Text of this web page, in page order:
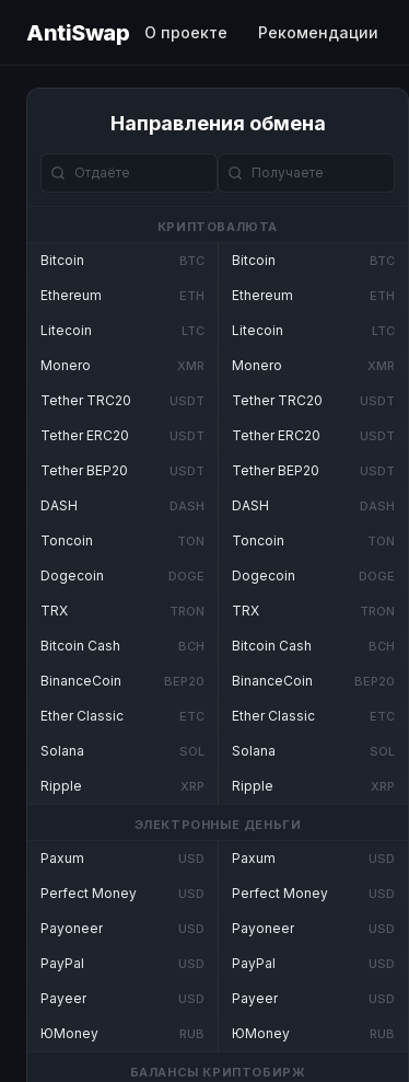
AntiSwap О проекте Рекомендации
Направления обмена
КРИПТОВАЛЮТА
Bitcoin BTC
Ethereum ETH
Litecoin LTC
Monero XMR
Tether TRC20 USDT
Tether ERC20 USDT
Tether BEP20 USDT
DASH DASH
Toncoin TON
Dogecoin DOGE
TRX TRON
Bitcoin Cash BCH
BinanceCoin BEP20
Ether Classic ETC
Solana SOL
Ripple XRP
Bitcoin BTC
Ethereum ETH
Litecoin LTC
Monero XMR
Tether TRC20 USDT
Tether ERC20 USDT
Tether BEP20 USDT
DASH DASH
Toncoin TON
Dogecoin DOGE
TRX TRON
Bitcoin Cash BCH
BinanceCoin BEP20
Ether Classic ETC
Solana SOL
Ripple XRP
ЭЛЕКТРОННЫЕ ДЕНЬГИ
Paxum USD
Perfect Money USD
Payoneer USD
PayPal USD
Payeer USD
ЮMoney RUB
Paxum USD
Perfect Money USD
Payoneer USD
PayPal USD
Payeer USD
ЮMoney RUB
БАЛАНСЫ КРИПТОБИРЖ